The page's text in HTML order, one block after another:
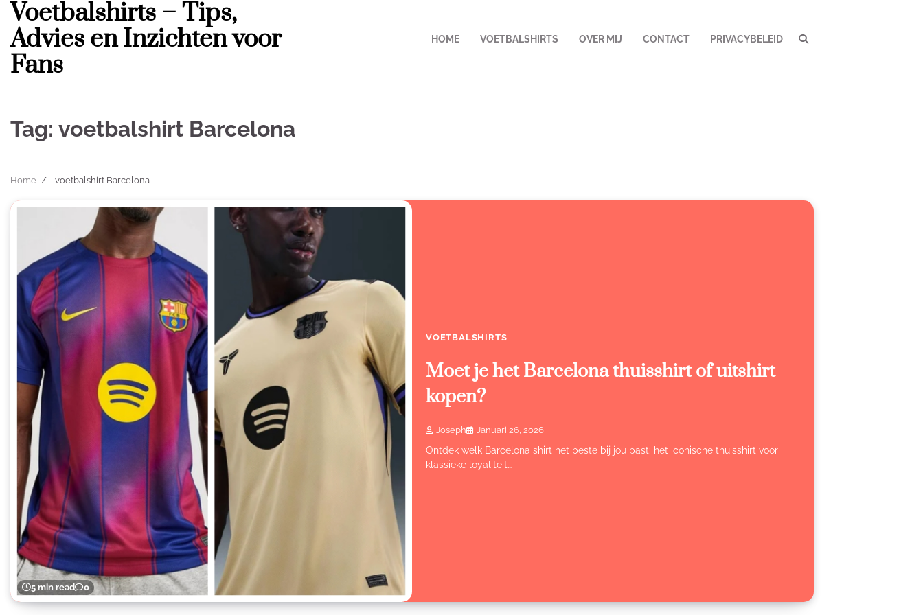
Skip
content
Voetbalshirts – Tips,
Advies en Inzichten voor
Fans
HOME VOETBALSHIRTS OVER MIJ CONTACT PRIVACYBELEID
Tag: voetbalshirt Barcelona
Home voetbalshirt Barcelona
5 min read 0
VOETBALSHIRTS
Moet je het Barcelona thuisshirt of uitshirt
kopen?
Joseph Januari 26, 2026
Ontdek welk Barcelona shirt het beste bij jou past: het iconische thuisshirt voor
klassieke loyaliteit…